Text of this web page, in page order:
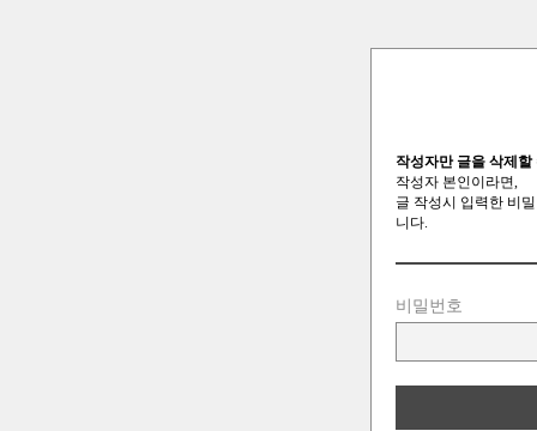
작성자만 글을 삭제할
작성자 본인이라면,
글 작성시 입력한 비
니다.
비밀번호